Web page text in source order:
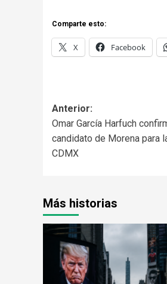
Comparte esto:
X Facebook
Anterior:
Omar García Harfuch
candidato de Morena para
CDMX
Más historias